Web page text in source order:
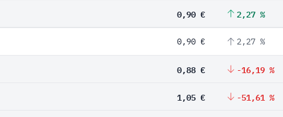
0,90 € 2,27 %
0,90 € 2,27 %
0,88 € -16,19 %
1,05 € -51,61 %